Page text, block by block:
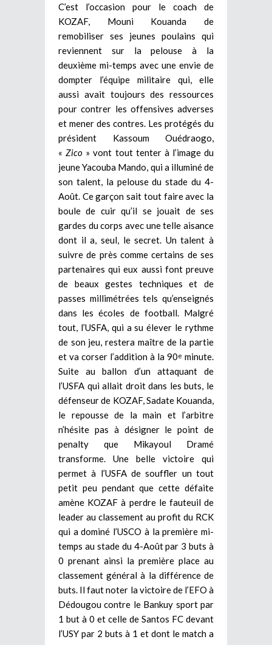
C’est l’occasion pour le coach de
KOZAF, Mouni Kouanda de
remobiliser ses jeunes poulains qui
reviennent sur la pelouse à la
deuxième mi-temps avec une envie de
dompter l’équipe militaire qui, elle
aussi avait toujours des ressources
pour contrer les offensives adverses
et mener des contres. Les protégés du
président Kassoum Ouédraogo,
« Zico » vont tout tenter à l’image du
jeune Yacouba Mando, qui a illuminé de
son talent, la pelouse du stade du 4-
Août. Ce garçon sait tout faire avec la
boule de cuir qu’il se jouait de ses
gardes du corps avec une telle aisance
dont il a, seul, le secret. Un talent à
suivre de près comme certains de ses
partenaires qui eux aussi font preuve
de beaux gestes techniques et de
passes millimétrées tels qu’enseignés
dans les écoles de football. Malgré
tout, l’USFA, qui a su élever le rythme
de son jeu, restera maître de la partie
et va corser l’addition à la 90e minute.
Suite au ballon d’un attaquant de
l’USFA qui allait droit dans les buts, le
défenseur de KOZAF, Sadate Kouanda,
le repousse de la main et l’arbitre
n’hésite pas à désigner le point de
penalty que Mikayoul Dramé
transforme. Une belle victoire qui
permet à l’USFA de souffler un tout
petit peu pendant que cette défaite
amène KOZAF à perdre le fauteuil de
leader au classement au profit du RCK
qui a dominé l’USCO à la première mi-
temps au stade du 4-Août par 3 buts à
0 prenant ainsi la première place au
classement général à la différence de
buts. Il faut noter la victoire de l’EFO à
Dédougou contre le Bankuy sport par
1 but à 0 et celle de Santos FC devant
l’USY par 2 buts à 1 et dont le match a